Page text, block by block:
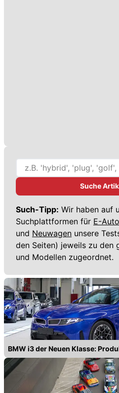
Suche
Such-Tipp: Wir haben auf
Suchplattformen für E-
und Neuwagen unsere
den Seiten) jeweils zu den
und Modellen zugeordnet.
BMW i3 der Neuen Klasse: